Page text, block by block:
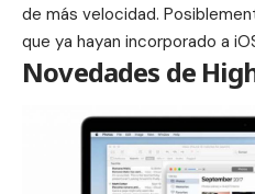
de más velocidad.
que ya hayan incorporado a
Novedades de